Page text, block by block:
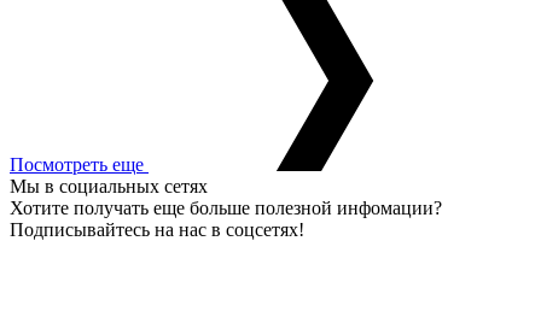
Посмотреть еще
Мы в социальных сетях
Хотите получать еще больше полезной инфомации?
Подписывайтесь на нас в соцсетях!